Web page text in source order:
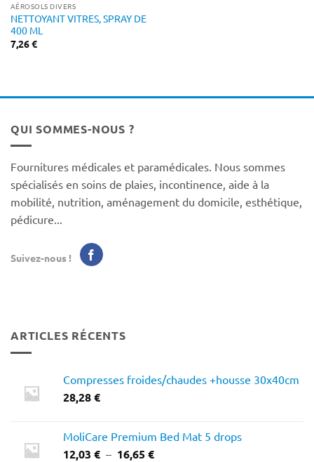
AÉROSOLS DIVERS
NETTOYANT VITRES, SPRAY DE
400 ML
7,26€
QUI SOMMES-NOUS ?
Fournitures médicales et paramédicales. Nous sommes
spécialisés en soins de plaies, incontinence, aide à la
mobilité, nutrition, aménagement du domicile, esthétique,
pédicure...
Suivez-nous !
ARTICLES RÉCENTS
Compresses froides/chaudes +housse 30x40cm
28,28€
MoliCare Premium Bed Mat 5 drops
12,03 € – 16,65€Plage